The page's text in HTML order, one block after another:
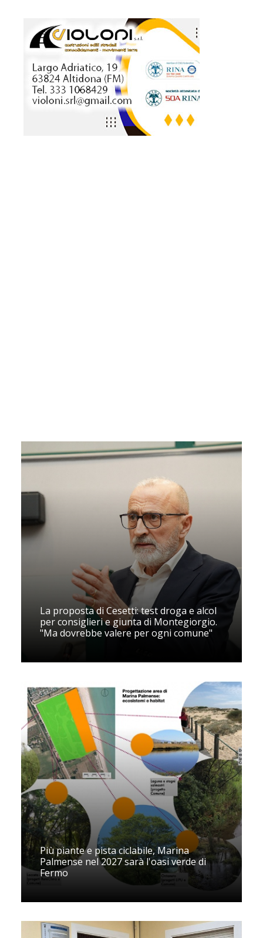
La proposta di Cesetti: test droga e alcol
per consiglieri e giunta di Montegiorgio.
"Ma dovrebbe valere per ogni comune"
Più piante e pista ciclabile, Marina
Palmense nel 2027 sarà l'oasi verde di
Fermo